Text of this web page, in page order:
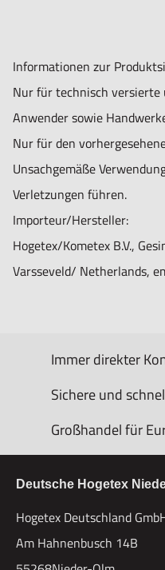
Informationen zur
Nur für technisch
Anwender sowie
Nur für den
Unsachgemäße
Verletzungen führen.
Importeur/Hersteller:
Hogetex/Kometex B.V.,
Varsseveld/ Netherlands,
Immer direkter
Sichere und
Großhandel für
Deutsche Hogetex
Hogetex Deutschland
Am Hahnenbusch 14B